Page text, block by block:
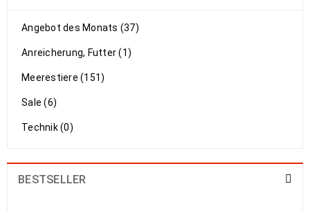
Angebot des Monats (37)
Anreicherung, Futter (1)
Meerestiere (151)
Sale (6)
Technik (0)
BESTSELLER